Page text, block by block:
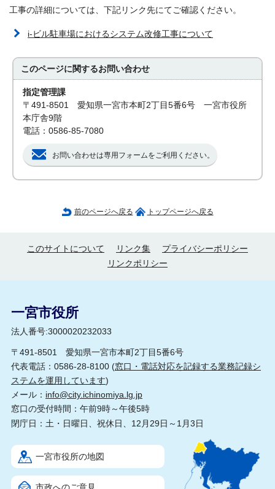
工事の詳細については、下記リンク先にてご確認ください。
i-ビル駐車場におけるシステム改修工事について
このページに関するお問い合わせ
指定管理課
〒491-8501 愛知県一宮市本町2丁目5番6号 一宮市役所
本庁舎9階
電話：0586-85-7080
お問い合わせは専用フォームをご利用ください。
前のページへ戻る トップページへ戻る
このサイトについて リンク集
プライバシーポリシー
リンクポリシー
一宮市役所
法人番号:3000020232033
〒491-8501 愛知県一宮市本町2丁目5番6号
代表電話：0586-28-8100 (窓口・電話対応を記録する業務記録シ
ステムを運用しています)
メール： info@city.ichinomiya.lg.jp
窓口の受付時間：午前9時～午後5時
閉庁日：土・日曜日、祝休日、12月29日～1月3日
一宮市役所の地図